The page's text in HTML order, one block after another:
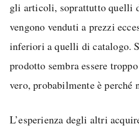
gli articoli, soprattutto quelli
vengono venduti a prezzi
inferiori a quelli di catalogo.
prodotto sembra essere
vero, probabilmente è perché
L’esperienza degli altri